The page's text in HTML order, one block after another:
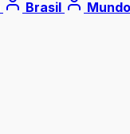
Brasil Mundo